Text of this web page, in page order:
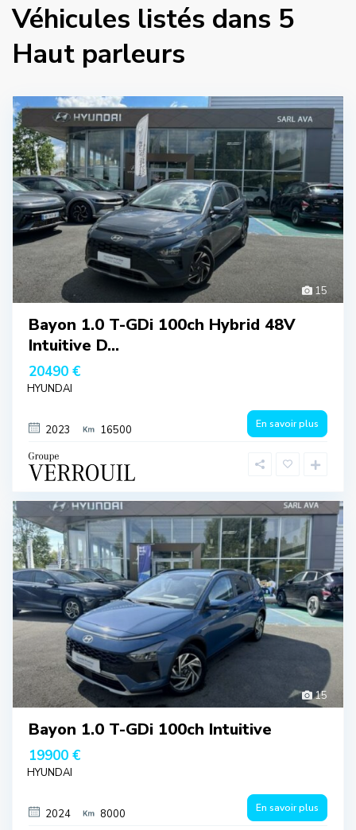
Véhicules listés dans 5
Haut parleurs
15
Bayon 1.0 T-GDi 100ch Hybrid 48V
Intuitive D...
20490 €
HYUNDAI
2023 16500 En savoir plus
15
Bayon 1.0 T-GDi 100ch Intuitive
19900 €
HYUNDAI
2024 8000 En savoir plus